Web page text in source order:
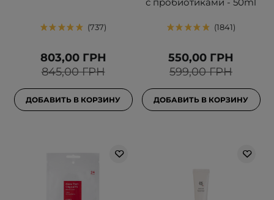
737
845,00 ГРН
803,00 ГРН
ДОБАВИТЬ В КОРЗИНУ
с пробиотиками - 50ml
1841
599,00 ГРН
550,00 ГРН
ДОБАВИТЬ В КОРЗИНУ